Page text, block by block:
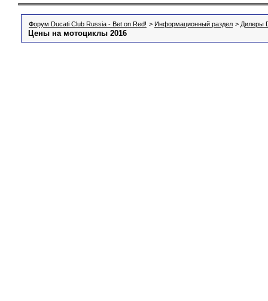
Форум Ducati Club Russia - Bet on Red! > Информационный раздел > Дилеры
Цены на мотоциклы 2016